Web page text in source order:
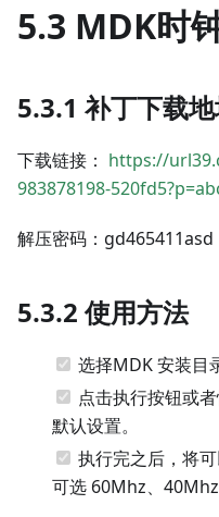
5.3 MDK时
5.3.1 补丁下载
下载链接： https://
983878198-
解压密码：gd465411asd
5.3.2 使用方法
选择MDK 安装目
点击执行按钮或
默认设置。
执行完之后，将
可选 60Mhz、